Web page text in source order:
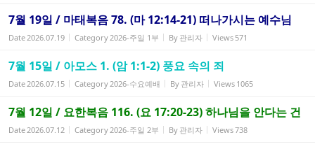
7월 19일 / 마태복음 78. (마 12:14-21) 떠나가시는 예수님
Date2026.07.19 Category2026-주일 1부 By 관리자 Views 571
7월 15일 / 아모스 1. (암 1:1-2) 풍요 속의 죄
Date2026.07.15 Category2026-수요예배 By 관리자 Views 1065
7월 12일 / 요한복음 116. (요 17:20-23) 하나님을 안다는 건
Date2026.07.12 Category2026-주일 2부 By 관리자 Views738